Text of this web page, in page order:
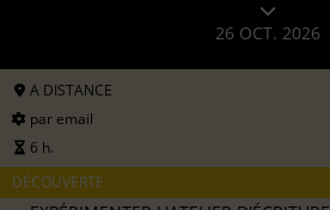
26 OCT. 2026
A DISTANCE
par email
6 h.
DÉCOUVERTE